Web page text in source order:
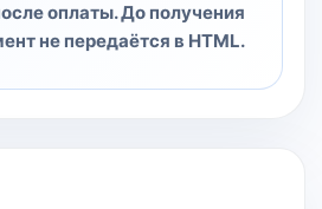
оплаты. До получения
не передаётся в HTML.